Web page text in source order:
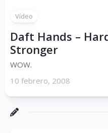
Vídeo
Daft Hands –
Stronger
WOW.
10 febrero, 2008